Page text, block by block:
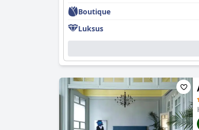
Boutique
Luksus